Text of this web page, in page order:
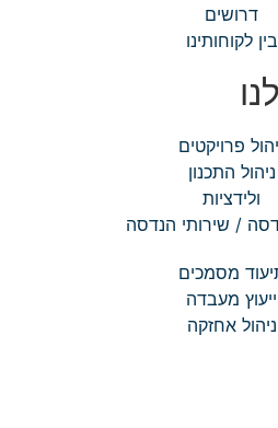
דרושים
בין לקוחותינו
פרויקטים
ניהול התכנון
ולידציות
/ שירותי הנדסה
מסמכים
ייעוץ מעבדה
ניהול אחזקה